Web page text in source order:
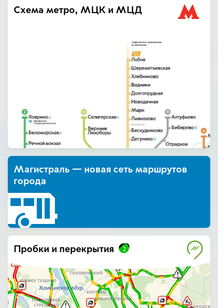
Схема метро, МЦК и МЦД
Магистраль — новая сеть маршрутов
города
Пробки и перекрытия 2